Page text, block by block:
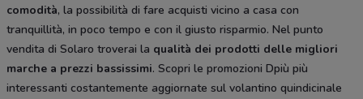
comodità, la possibilità di fare acquisti vicino a casa con
tranquillità, in poco tempo e con il giusto risparmio. Nel punto
vendita di Solaro troverai la qualità dei prodotti delle migliori
marche a prezzi bassissimi. Scopri le promozioni Dpiù più
interessanti costantemente aggiornate sul volantino quindicinale